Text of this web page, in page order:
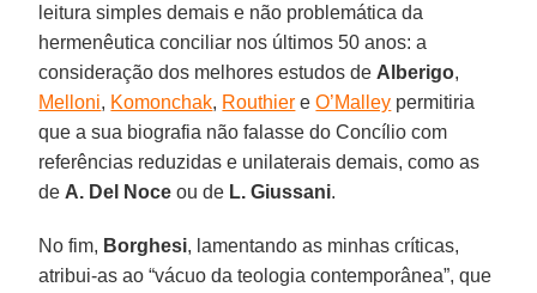
leitura simples demais e não problemática da
hermenêutica conciliar nos últimos 50 anos: a
consideração dos melhores estudos de Alberigo,
Melloni, Komonchak, Routhier eO’Malley permitiria
que a sua biografia não falasse do Concílio com
referências reduzidas e unilaterais demais, como as
de A. Del Noce ou de L. Giussani.
No fim, Borghesi, lamentando as minhas críticas,
atribui-as ao “vácuo da teologia contemporânea”, que